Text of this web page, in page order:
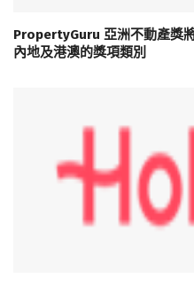
PropertyGuru 亞洲不動產獎
內地及港澳的獎項類別